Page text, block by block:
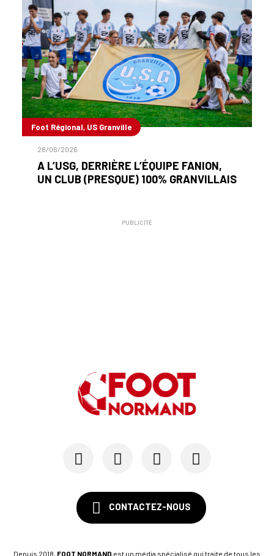
Foot Régional, US Granville
28/06/2026
A L’USG, DERRIÈRE L’ÉQUIPE FANION,
UN CLUB (PRESQUE) 100% GRANVILLAIS
PUBLICITÉ
CONTACTEZ-NOUS
Depuis 2018, FOOT NORMAND est un média spécialisé qui traite de tous les